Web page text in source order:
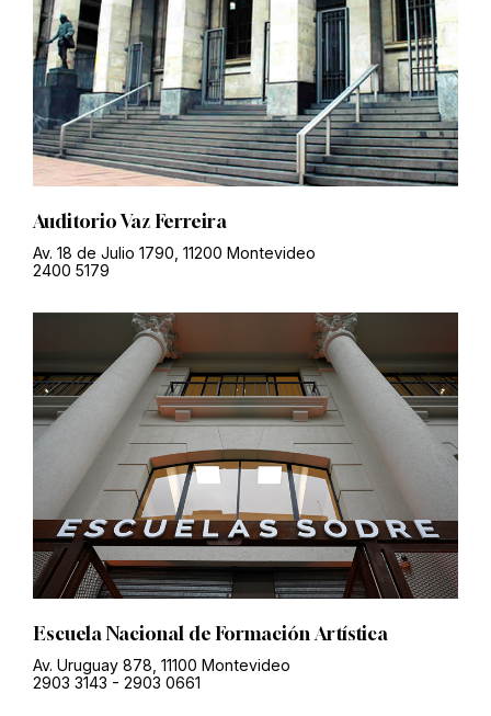
Auditorio Vaz Ferreira
Av. 18 de Julio 1790, 11200 Montevideo
2400 5179
Escuela Nacional de Formación Artística
Av. Uruguay 878, 11100 Montevideo
2903 3143 - 2903 0661